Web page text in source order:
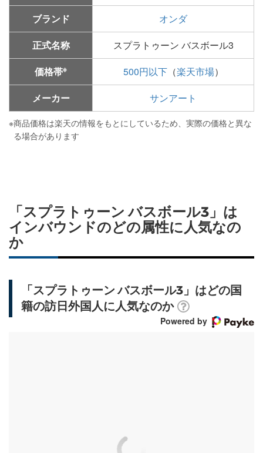
ブランド
オンダ
正式名称
スプラトゥーン バスボール3
価格帯※ 500円以下（楽天市場）
メーカー
サンアート
※商品価格は楽天の情報をもとにしているため、実際の価格と異な
る場合があります
「スプラトゥーン バスボール3」は
インバウンドのどの属性に人気なの
か
「スプラトゥーン バスボール3」はどの国
籍の訪日外国人に人気なのか
Powered by